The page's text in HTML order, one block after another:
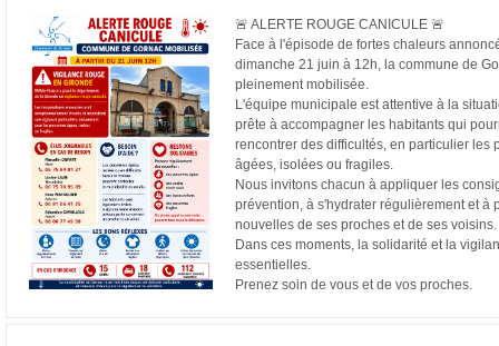
🚨 ALERTE ROUGE CANICULE 🚨
Face à l'épisode de fortes chaleurs
dimanche 21 juin à 12h, la commune de
pleinement mobilisée.
L'équipe municipale est attentive à la
prête à accompagner les habitants qui
rencontrer des difficultés, en particulier les
âgées, isolées ou fragiles.
Nous invitons chacun à appliquer les
prévention, à s'hydrater régulièrement et à
nouvelles de ses proches et de ses voisins.
Dans ces moments, la solidarité et la
essentielles.
Prenez soin de vous et de vos proches.